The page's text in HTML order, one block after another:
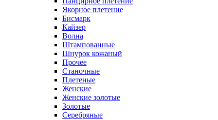
Якорное плетение
Бисмарк
Кайзер
Волна
Штампованные
Шнурок кожаный
Прочее
Станочные
Плетеные
Женские
Женские золотые
Золотые
Серебряные